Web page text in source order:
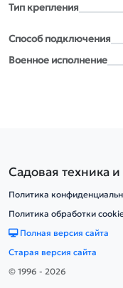
Тип крепления
Способ подключения
Военное исполнение
Садовая техника
Политика
Политика обработки
Полная версия сайта
Старая версия сайта
© 1996 - 2026